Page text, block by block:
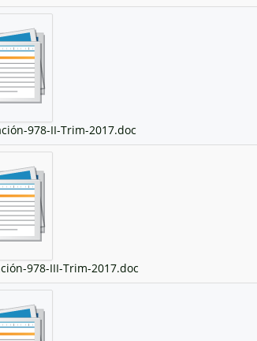
978-II-Trim-2017.doc
978-III-Trim-2017.doc